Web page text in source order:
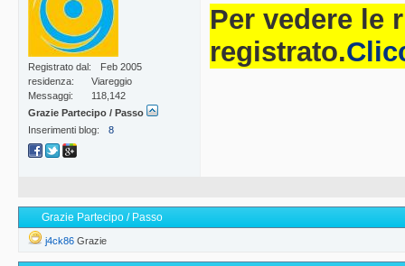
Registrato dal
Feb 2005
residenza
Viareggio
Messaggi
118,142
Grazie Partecipo / Passo
Inserimenti blog
8
Per vedere le
registrato.
Grazie Partecipo / Passo
j4ck86 Grazie